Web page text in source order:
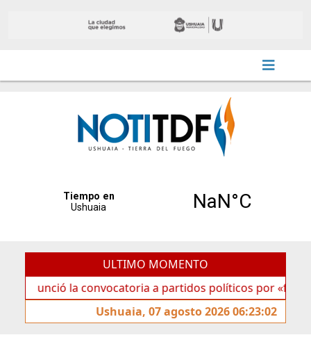
ULTIMO MOMENTO
la convocatoria a partidos políticos por «ficha limpia»
Ushuaia, 07 agosto 2026 06:23:02